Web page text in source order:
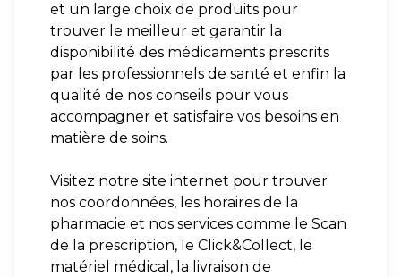
et un large choix de produits pour
trouver le meilleur et garantir la
disponibilité des médicaments prescrits
par les professionnels de santé et enfin la
qualité de nos conseils pour vous
accompagner et satisfaire vos besoins en
matière de soins.
Visitez notre site internet pour trouver
nos coordonnées, les horaires de la
pharmacie et nos services comme le Scan
de la prescription, le Click&Collect, le
matériel médical, la livraison de